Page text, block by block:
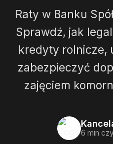
Raty w Banku
Sprawdź, jak
kredyty rolnicze,
zabezpieczyć
zajęciem
6 min